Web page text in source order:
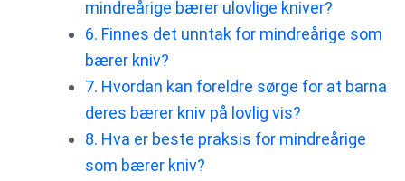
mindreårige bærer ulovlige kniver?
6. Finnes det unntak for mindreårige som
bærer kniv?
7. Hvordan kan foreldre sørge for at barna
deres bærer kniv på lovlig vis?
8. Hva er beste praksis for mindreårige
som bærer kniv?